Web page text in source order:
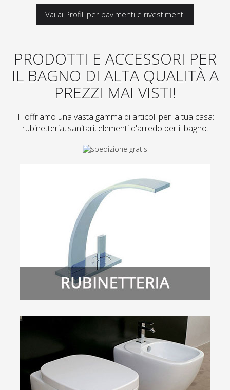
Vai ai Profili per pavimenti e rivestimenti
PRODOTTI E ACCESSORI PER
IL BAGNO DI ALTA QUALITÀ A
PREZZI MAI VISTI!
Ti offriamo una vasta gamma di articoli per la tua casa:
rubinetteria, sanitari, elementi d'arredo per il bagno.